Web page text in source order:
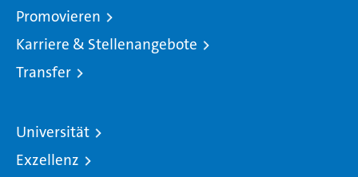
Promovieren
Karriere & Stellenangebote
Transfer
Universität
Exzellenz